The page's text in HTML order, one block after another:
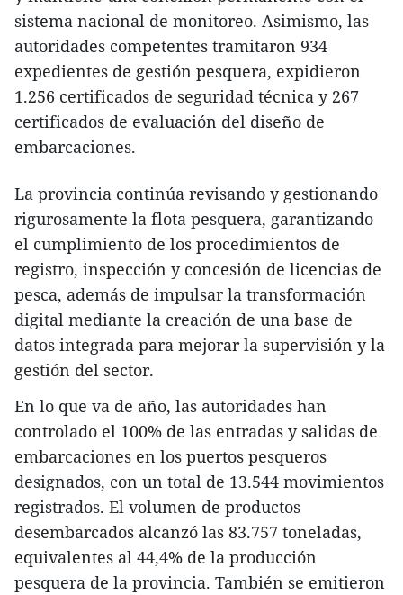
sistema nacional de monitoreo. Asimismo, las
autoridades competentes tramitaron 934
expedientes de gestión pesquera, expidieron
1.256 certificados de seguridad técnica y 267
certificados de evaluación del diseño de
embarcaciones.
La provincia continúa revisando y gestionando
rigurosamente la flota pesquera, garantizando
el cumplimiento de los procedimientos de
registro, inspección y concesión de licencias de
pesca, además de impulsar la transformación
digital mediante la creación de una base de
datos integrada para mejorar la supervisión y la
gestión del sector.
En lo que va de año, las autoridades han
controlado el 100% de las entradas y salidas de
embarcaciones en los puertos pesqueros
designados, con un total de 13.544 movimientos
registrados. El volumen de productos
desembarcados alcanzó las 83.757 toneladas,
equivalentes al 44,4% de la producción
pesquera de la provincia. También se emitieron